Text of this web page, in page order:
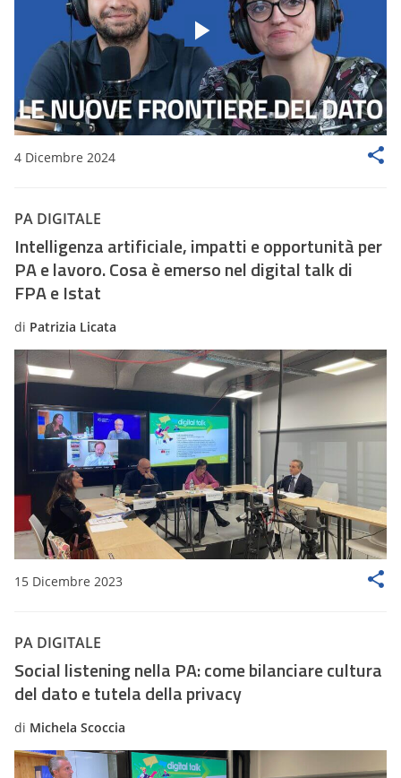
4 Dicembre 2024
PA DIGITALE
Intelligenza artificiale, impatti e opportunità per
PA e lavoro. Cosa è emerso nel digital talk di
FPA e Istat
di Patrizia Licata
15 Dicembre 2023
PA DIGITALE
Social listening nella PA: come bilanciare cultura
del dato e tutela della privacy
di Michela Scoccia